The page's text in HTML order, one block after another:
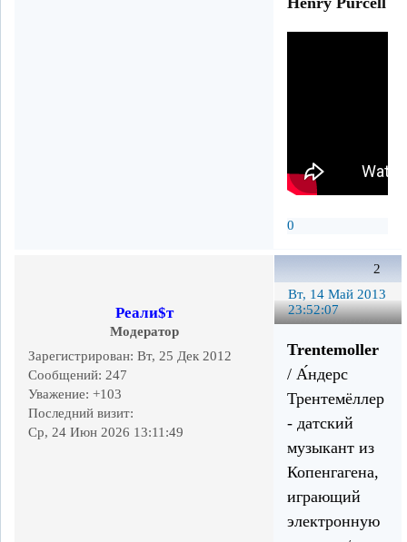
0
2
Вт, 14 Май 2013
23:52:07
Реали$т
Модератор
Зарегистрирован: Вт, 25 Дек 2012
Сообщений: 247
Уважение: +103
Последний визит:
Ср, 24 Июн 2026 13:11:49
Trentemoller
/ А́ндерс
Трентемёллер
- датский
музыкант из
Копенгагена,
играющий
электронную